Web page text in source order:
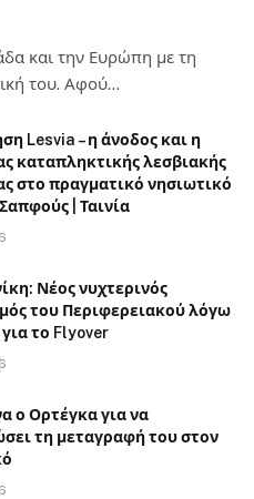
και την Ευρώπη με τη
του. Αφού…
Lesvia – η άνοδος και η
καταπληκτικής λεσβιακής
στο πραγματικό νησιωτικό
| Ταινία
Νέος νυχτερινός
του Περιφερειακού λόγω
το Flyover
ο Ορτέγκα για να
τη μεταγραφή του στον